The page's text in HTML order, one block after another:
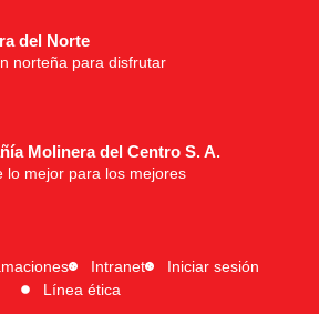
del Norte
norteña para disfrutar
Molinera del Centro S. A.
lo mejor para los mejores
Intranet
Iniciar sesión
Línea ética